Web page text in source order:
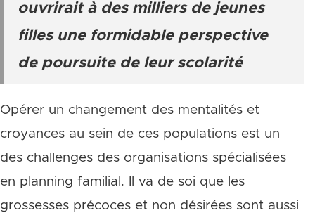
ouvrirait à des milliers de jeunes
filles une formidable perspective
de poursuite de leur scolarité
Opérer un changement des mentalités et
croyances au sein de ces populations est un
des challenges des organisations spécialisées
en planning familial. Il va de soi que les
grossesses précoces et non désirées sont aussi